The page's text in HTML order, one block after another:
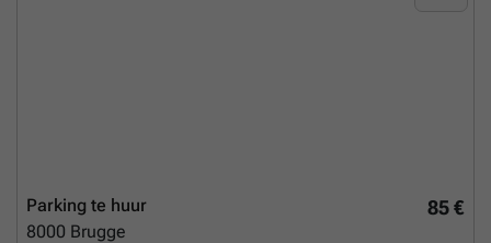
85 €
Parking te huur
8000 Brugge